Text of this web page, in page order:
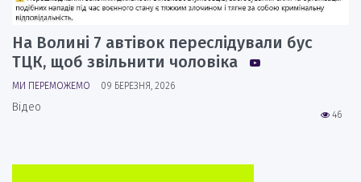
На Волині 7 автівок переслідували бус
ТЦК, щоб звільнити чоловіка
МИ ПЕРЕМОЖЕМО 09 БЕРЕЗНЯ, 2026
46
Відео